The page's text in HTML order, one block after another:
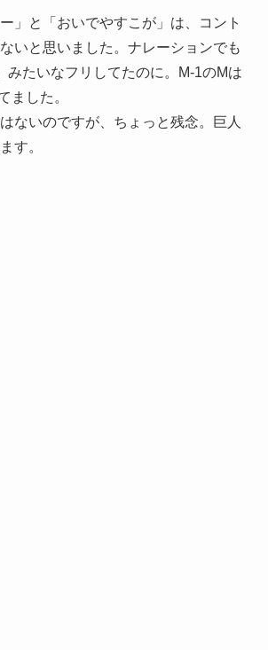
」と「おいでやすこが」は、コント
いと思いました。ナレーションでも
みたいなフリしてたのに。M-1のMは
ました。
ないのですが、ちょっと残念。巨人
す。